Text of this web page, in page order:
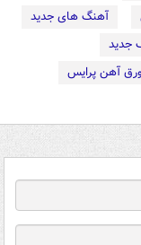
آهنگ های جدید
جدید
آهن پرایس